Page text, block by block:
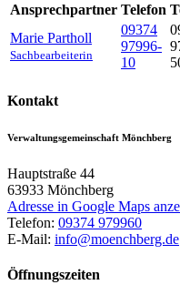
Ansprechpartner Telefon
Marie Partholl
Sachbearbeiterin
09374
97996-
10
Kontakt
Verwaltungsgemeinschaft Mönchberg
Hauptstraße 44
63933 Mönchberg
Adresse in Google Maps
Telefon: 09374 979960
E-Mail: info@moenchberg.de
Öffnungszeiten